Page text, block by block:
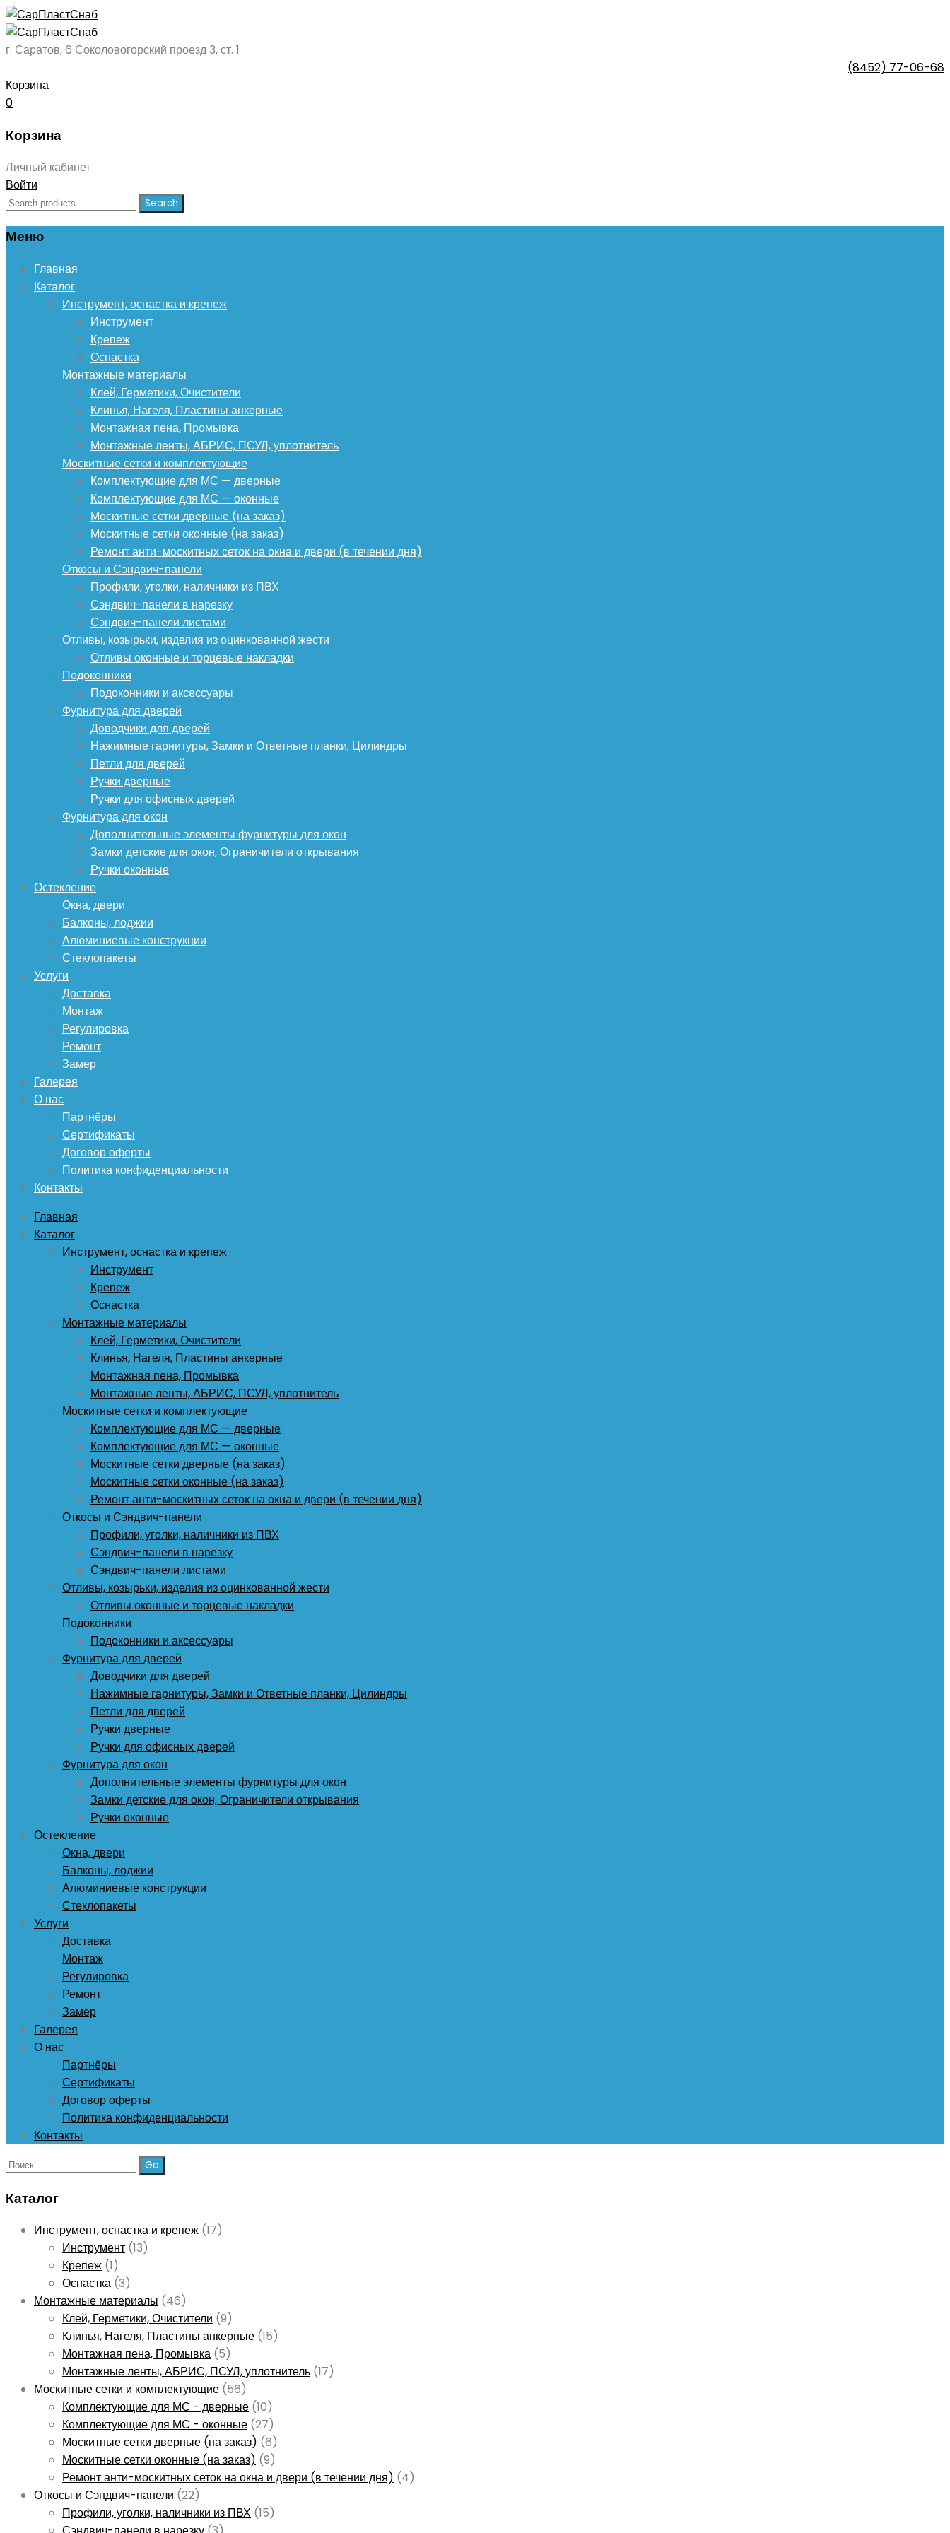
г. Саратов, 6 Соколовогорский проезд 3, ст. 1
(8452) 77-06-68
Корзина
0
Корзина
Личный кабинет
Войти
Search
Search
Меню
Skip
content
Главная
Каталог
Инструмент, оснастка и крепеж
Инструмент
Крепеж
Оснастка
Монтажные материалы
Клей, Герметики, Очистители
Клинья, Нагеля, Пластины анкерные
Монтажная пена, Промывка
Монтажные ленты, АБРИС, ПСУЛ, уплотнитель
Москитные сетки и комплектующие
Комплектующие для МС — дверные
Комплектующие для МС — оконные
Москитные сетки дверные (на заказ)
Москитные сетки оконные (на заказ)
Ремонт анти-москитных сеток на окна и двери (в течении дня)
Откосы и Сэндвич-панели
Профили, уголки, наличники из ПВХ
Сэндвич-панели в нарезку
Сэндвич-панели листами
Отливы, козырьки, изделия из оцинкованной жести
Отливы оконные и торцевые накладки
Подоконники
Подоконники и аксессуары
Фурнитура для дверей
Доводчики для дверей
Нажимные гарнитуры, Замки и Ответные планки, Цилиндры
Петли для дверей
Ручки дверные
Ручки для офисных дверей
Фурнитура для окон
Дополнительные элементы фурнитуры для окон
Замки детские для окон, Ограничители открывания
Ручки оконные
Остекление
Окна, двери
Балконы, лоджии
Алюминиевые конструкции
Стеклопакеты
Услуги
Доставка
Монтаж
Регулировка
Ремонт
Замер
Галерея
О нас
Партнёры
Сертификаты
Договор оферты
Политика конфиденциальности
Контакты
Главная
Каталог
Инструмент, оснастка и крепеж
Инструмент
Крепеж
Оснастка
Монтажные материалы
Клей, Герметики, Очистители
Клинья, Нагеля, Пластины анкерные
Монтажная пена, Промывка
Монтажные ленты, АБРИС, ПСУЛ, уплотнитель
Москитные сетки и комплектующие
Комплектующие для МС — дверные
Комплектующие для МС — оконные
Москитные сетки дверные (на заказ)
Москитные сетки оконные (на заказ)
Ремонт анти-москитных сеток на окна и двери (в течении дня)
Откосы и Сэндвич-панели
Профили, уголки, наличники из ПВХ
Сэндвич-панели в нарезку
Сэндвич-панели листами
Отливы, козырьки, изделия из оцинкованной жести
Отливы оконные и торцевые накладки
Подоконники
Подоконники и аксессуары
Фурнитура для дверей
Доводчики для дверей
Нажимные гарнитуры, Замки и Ответные планки, Цилиндры
Петли для дверей
Ручки дверные
Ручки для офисных дверей
Фурнитура для окон
Дополнительные элементы фурнитуры для окон
Замки детские для окон, Ограничители открывания
Ручки оконные
Остекление
Окна, двери
Балконы, лоджии
Алюминиевые конструкции
Стеклопакеты
Услуги
Доставка
Монтаж
Регулировка
Ремонт
Замер
Галерея
О нас
Партнёры
Сертификаты
Договор оферты
Политика конфиденциальности
Контакты
Поиск:
Каталог
Инструмент, оснастка и крепеж (17)
Инструмент (13)
Крепеж (1)
Оснастка (3)
Монтажные материалы (46)
Клей, Герметики, Очистители (9)
Клинья, Нагеля, Пластины анкерные (15)
Монтажная пена, Промывка (5)
Монтажные ленты, АБРИС, ПСУЛ, уплотнитель (17)
Москитные сетки и комплектующие (56)
Комплектующие для МС - дверные (10)
Комплектующие для МС - оконные (27)
Москитные сетки дверные (на заказ) (6)
Москитные сетки оконные (на заказ) (9)
Ремонт анти-москитных сеток на окна и двери (в течении дня) (4)
Откосы и Сэндвич-панели (22)
Профили, уголки, наличники из ПВХ (15)